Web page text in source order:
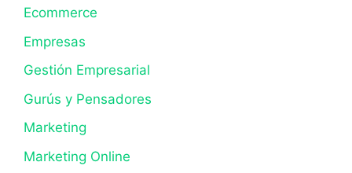
Ecommerce
Empresas
Gestión Empresarial
Gurús y Pensadores
Marketing
Marketing Online